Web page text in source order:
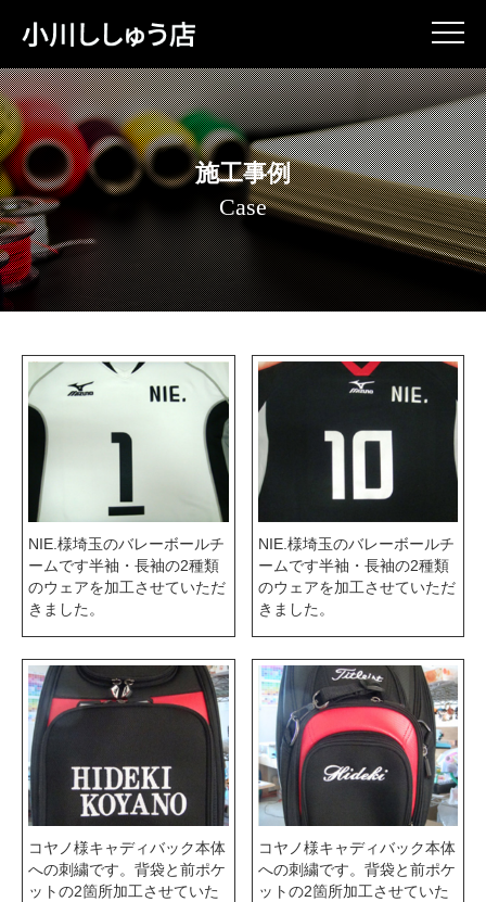
施工事例
Case
NIE.様埼玉のバレーボールチ
ームです半袖・長袖の2種類
のウェアを加工させていただ
きました。
NIE.様埼玉のバレーボールチ
ームです半袖・長袖の2種類
のウェアを加工させていただ
きました。
コヤノ様キャディバック本体
への刺繍です。背袋と前ポケ
ットの2箇所加工させていた
コヤノ様キャディバック本体
への刺繍です。背袋と前ポケ
ットの2箇所加工させていた